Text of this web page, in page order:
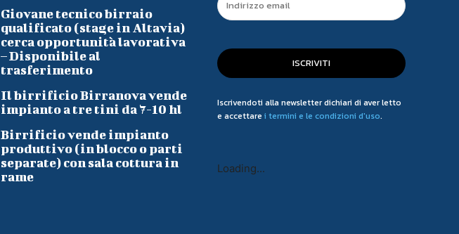
Giovane tecnico birraio
qualificato (stage in Altavia)
cerca opportunità lavorativa
– Disponibile al
trasferimento
Il birrificio Birranova vende
impianto a tre tini da 7-10 hl
Birrificio vende impianto
produttivo (in blocco o parti
separate) con sala cottura in
rame
ISCRIVITI
Iscrivendoti alla newsletter dichiari di aver letto
e accettare i termini e le condizioni d'uso.
Loading...